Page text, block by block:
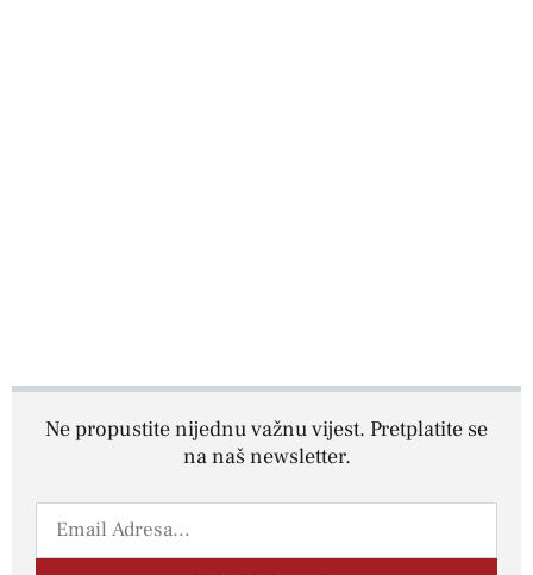
Ne propustite nijednu važnu vijest. Pretplatite se
na naš newsletter.